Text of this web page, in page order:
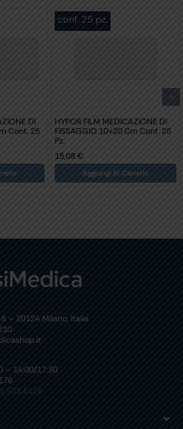
DI
Conf. 25
conf. 25 pz.
HYPOR FILM MEDICAZIONE DI
FISSAGGIO 10×20 Cm Conf. 25
Pz.
15,08€
Aggiungi Al Carrello
– 20124 Milano, Italia
– 14:00/17:30
933 8426